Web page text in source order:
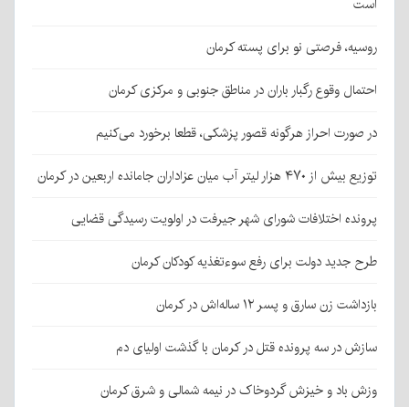
است
روسیه، فرصتی نو برای پسته کرمان
احتمال وقوع رگبار باران در مناطق جنوبی و مرکزی کرمان
در صورت احراز هرگونه قصور پزشکی، قطعا برخورد می‌کنیم
توزیع بیش از ۴۷۰ هزار لیتر آب میان عزاداران جامانده اربعین در کرمان
پرونده اختلافات شورای شهر جیرفت در اولویت رسیدگی قضایی
طرح جدید دولت برای رفع سوءتغذیه کودکان کرمان
بازداشت زن سارق و پسر ۱۲ ساله‌اش در کرمان
سازش در سه پرونده قتل در کرمان با گذشت اولیای دم
وزش باد و خیزش گردوخاک در نیمه شمالی و شرق کرمان